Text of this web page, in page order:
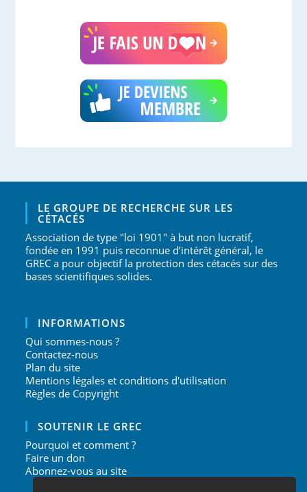
LE GROUPE DE RECHERCHE SUR LES
CÉTACÉS
Association de type "loi 1901" à but non lucratif,
fondée en 1991 puis reconnue d’intérêt général, le
GREC a pour objectif la protection des cétacés sur des
bases scientifiques solides.
INFORMATIONS
Qui sommes-nous ?
Contactez-nous
Plan du site
Mentions légales et conditions d'utilisation
Règles de Copyright
SOUTENIR LE GREC
Pourquoi et comment ?
Faire un don
Abonnez-vous au site